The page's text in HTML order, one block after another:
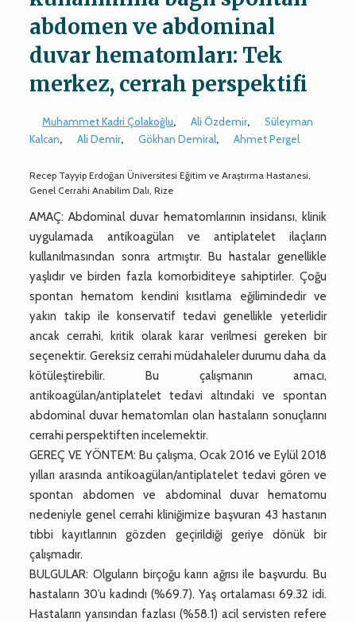
abdomen ve abdominal
duvar hematomları: Tek
merkez, cerrah perspektifi
Muhammet Kadri Çolakoğlu, Ali Özdemir,
Süleyman
Kalcan, Ali Demir, Gökhan Demiral, Ahmet Pergel
Recep Tayyip Erdoğan Üniversitesi Eğitim ve Araştırma Hastanesi,
Genel Cerrahi Anabilim Dalı, Rize
AMAÇ: Abdominal duvar hematomlarının insidansı, klinik
uygulamada antikoagülan ve antiplatelet ilaçların
kullanılmasından sonra artmıştır. Bu hastalar genellikle
yaşlıdır ve birden fazla komorbiditeye sahiptirler. Çoğu
spontan hematom kendini kısıtlama eğilimindedir ve
yakın takip ile konservatif tedavi genellikle yeterlidir
ancak cerrahi, kritik olarak karar verilmesi gereken bir
seçenektir. Gereksiz cerrahi müdahaleler durumu daha da
kötüleştirebilir. Bu çalışmanın amacı,
antikoagülan/antiplatelet tedavi altındaki ve spontan
abdominal duvar hematomları olan hastaların sonuçlarını
cerrahi perspektiften incelemektir.
GEREÇ VE YÖNTEM: Bu çalışma, Ocak 2016 ve Eylül 2018
yılları arasında antikoagülan/antiplatelet tedavi gören ve
spontan abdomen ve abdominal duvar hematomu
nedeniyle genel cerrahi kliniğimize başvuran 43 hastanın
tıbbi kayıtlarının gözden geçirildiği geriye dönük bir
çalışmadır.
BULGULAR: Olguların birçoğu karın ağrısı ile başvurdu. Bu
hastaların 30’u kadındı (%69.7). Yaş ortalaması 69.32 idi.
Hastaların yarısından fazlası (%58.1) acil servisten refere